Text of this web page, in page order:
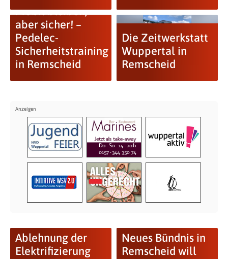
Mobil bleiben,
aber sicher! –
Pedelec-
Sicherheitstraining
in Remscheid
Die Zeitwerkstatt
Wuppertal in
Remscheid
Ablehnung der
Elektrifizierung
Neues Bündnis in
Remscheid will